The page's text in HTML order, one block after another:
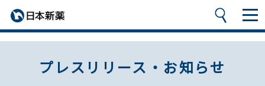
プレスリリース・お知らせ